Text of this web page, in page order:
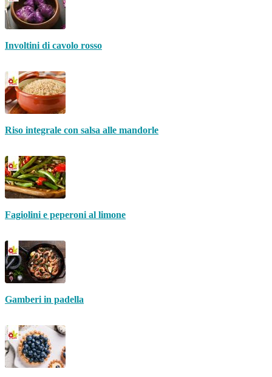
Involtini di cavolo rosso
Riso integrale con salsa alle mandorle
Fagiolini e peperoni al limone
Gamberi in padella